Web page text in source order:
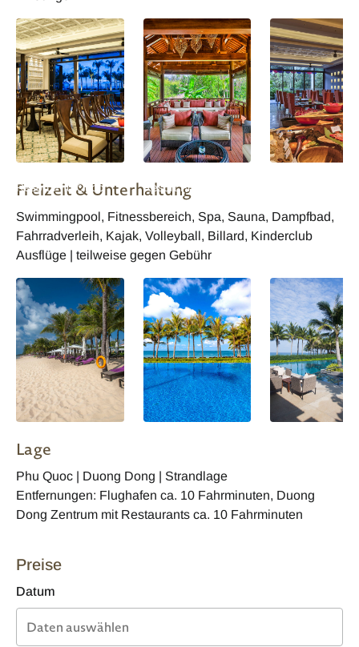
Resort Phu Quoc
Resort Phu Quoc
Island Restaurant
Freizeit & Unterhaltung
Swimmingpool, Fitnessbereich, Spa, Sauna, Dampfbad,
Fahrradverleih, Kajak, Volleyball, Billard, Kinderclub
Ausflüge | teilweise gegen Gebühr
Lage
Phu Quoc | Duong Dong | Strandlage
Entfernungen: Flughafen ca. 10 Fahrminuten, Duong
Dong Zentrum mit Restaurants ca. 10 Fahrminuten
Preise
Datum